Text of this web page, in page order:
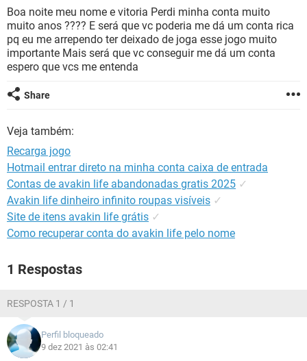
INSTAGRAM GMAIL
GUIA DE COMPRAS
OUTLOOK EXCEL
INSTAGRAM GMAIL
GUIA DE COMPRAS
WHATSAPP
CELULAR FACEBOOK
OUTLOOK EXCEL
INSTAGRAM
GUIA DE COMPRAS
Boa noite meu nome e vitoria Perdi minha conta muito
muito anos ???? E será que vc poderia me dá um conta rica
pq eu me arrependo ter deixado de joga esse jogo muito
importante Mais será que vc conseguir me dá um conta
espero que vcs me entenda
Share
Veja também:
Recarga jogo
Hotmail entrar direto na minha conta caixa de entrada
Contas de avakin life abandonadas gratis 2025 ✓
Avakin life dinheiro infinito roupas visíveis ✓
Site de itens avakin life grátis ✓
Como recuperar conta do avakin life pelo nome
1 Respostas
RESPOSTA 1 / 1
Perfil bloqueado
9 dez 2021 às 02:41